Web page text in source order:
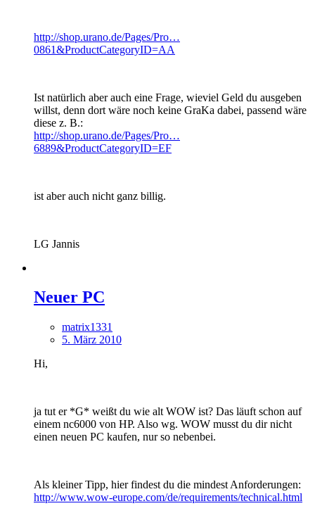
http://shop.urano.de/Pages/Pro…
0861&ProductCategoryID=AA
Ist natürlich aber auch eine Frage, wieviel Geld du ausgeben
willst, denn dort wäre noch keine GraKa dabei, passend wäre
diese z. B.:
http://shop.urano.de/Pages/Pro…
6889&ProductCategoryID=EF
ist aber auch nicht ganz billig.
LG Jannis
Neuer PC
matrix1331
5. März 2010
Hi,
ja tut er *G* weißt du wie alt WOW ist? Das läuft schon auf
einem nc6000 von HP. Also wg. WOW musst du dir nicht
einen neuen PC kaufen, nur so nebenbei.
Als kleiner Tipp, hier findest du die mindest Anforderungen:
http://www.wow-europe.com/de/requirements/technical.html